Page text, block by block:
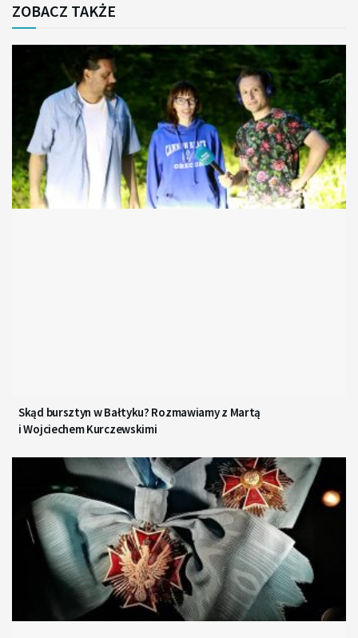
ZOBACZ TAKŻE
Skąd bursztyn w Bałtyku? Rozmawiamy z Martą
i Wojciechem Kurczewskimi